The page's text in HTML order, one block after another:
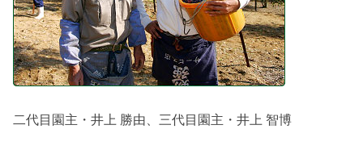
二代目園主・井上 勝由、三代目園主・井上 智博